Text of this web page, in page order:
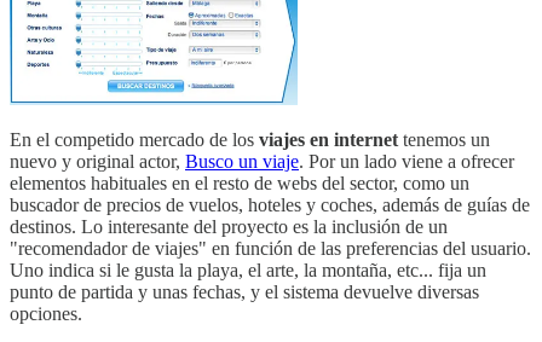
En el competido mercado de los viajes en internet tenemos un
nuevo y original actor, Busco un viaje. Por un lado viene a ofrecer
elementos habituales en el resto de webs del sector, como un
buscador de precios de vuelos, hoteles y coches, además de guías de
destinos. Lo interesante del proyecto es la inclusión de un
"recomendador de viajes" en función de las preferencias del usuario.
Uno indica si le gusta la playa, el arte, la montaña, etc... fija un
punto de partida y unas fechas, y el sistema devuelve diversas
opciones.